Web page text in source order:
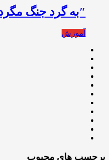
″به گرد جنگ
آموزش
برچسب های محبوب